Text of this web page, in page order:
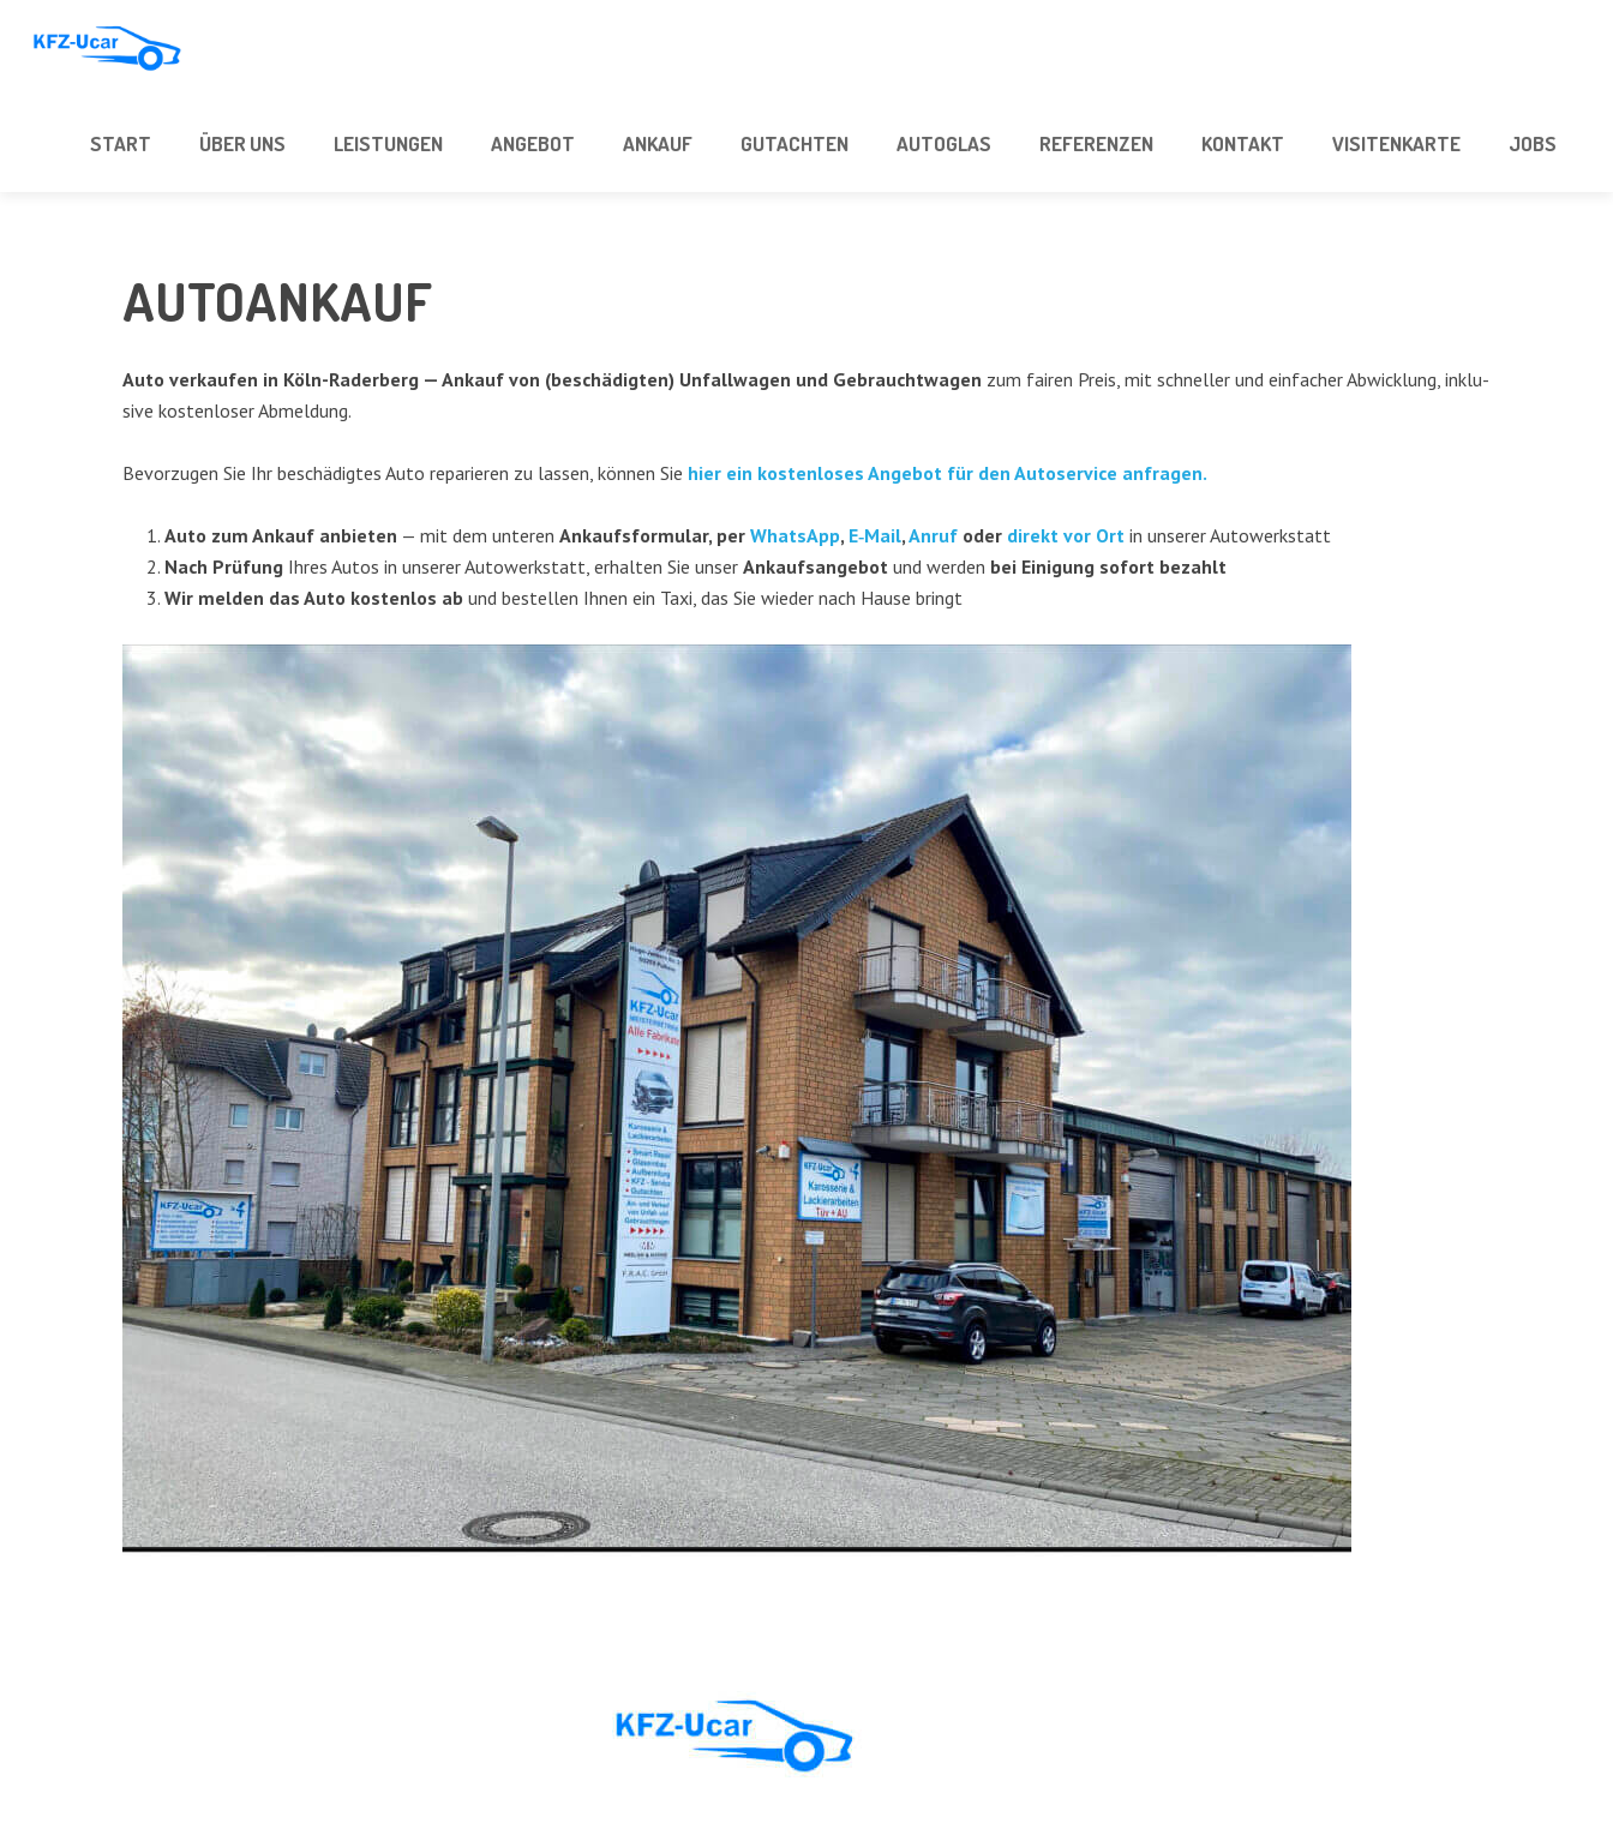
START ÜBER UNS LEIS­TUN­GEN ANGE­BOT ANKAUF GUT­ACH­TEN AUTO­GLAS REFE­REN­ZEN KON­TAKT VISI­TEN­KAR­TE JOBS
AUTO­AN­KAUF
Auto ver­kau­fen in Köln-Rader­berg — Ankauf von (beschä­dig­ten) Unfall­wa­gen und Gebraucht­wa­gen zum fai­ren Preis, mit schnel­ler und ein­fa­cher Abwick­lung, inklu­
si­ve kos­ten­lo­ser Abmel­dung.
Bevor­zu­gen Sie Ihr beschä­dig­tes Auto repa­rie­ren zu las­sen, kön­nen Sie hier ein kos­ten­lo­ses Ange­bot für den Auto­ser­vice anfragen.
Auto zum Ankauf anbie­ten — mit dem unte­ren Ankaufs­for­mu­lar, per Whats­App, E‑Mail,Anruf oder direkt vor Ort in unse­rer Autowerkstatt
Nach Prü­fung Ihres Autos in unse­rer Auto­werk­statt, erhal­ten Sie unser Ankaufs­an­ge­bot und wer­den bei Eini­gung sofort bezahlt
Wir mel­den das Auto kos­ten­los ab und bestel­len Ihnen ein Taxi, das Sie wie­der nach Hau­se bringt